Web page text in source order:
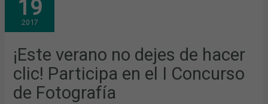
19
2017
¡Este verano no dejes de hacer
clic! Participa en el I Concurso
de Fotografía
DEJES
DE
HACER
CLIC!
EN
EL
I
CONCURSO
DE
FOTOGRAFÍA